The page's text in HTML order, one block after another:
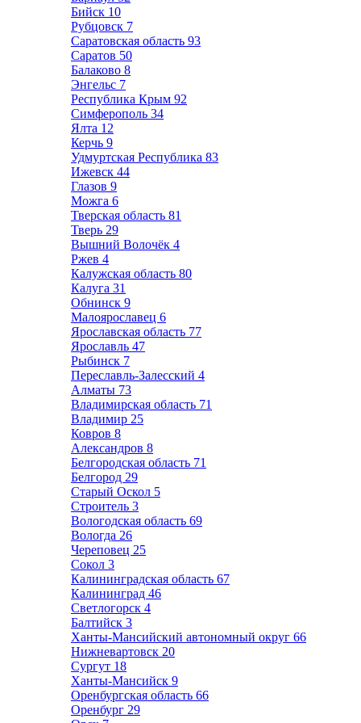
Бийск 10
Рубцовск 7
Саратовская область 93
Саратов 50
Балаково 8
Энгельс 7
Республика Крым 92
Симферополь 34
Ялта 12
Керчь 9
Удмуртская Республика 83
Ижевск 44
Глазов 9
Можга 6
Тверская область 81
Тверь 29
Вышний Волочёк 4
Ржев 4
Калужская область 80
Калуга 31
Обнинск 9
Малоярославец 6
Ярославская область 77
Ярославль 47
Рыбинск 7
Переславль-Залесский 4
Алматы 73
Владимирская область 71
Владимир 25
Ковров 8
Александров 8
Белгородская область 71
Белгород 29
Старый Оскол 5
Строитель 3
Вологодская область 69
Вологда 26
Череповец 25
Сокол 3
Калининградская область 67
Калининград 46
Светлогорск 4
Балтийск 3
Ханты-Мансийский автономный округ 66
Нижневартовск 20
Сургут 18
Ханты-Мансийск 9
Оренбургская область 66
Оренбург 29